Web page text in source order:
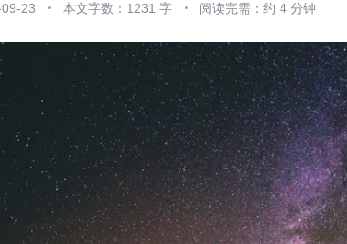
23 本文字数：1231 字 阅读完需：约 4 分钟